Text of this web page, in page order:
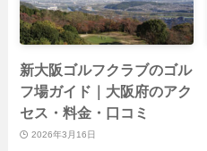
新大阪ゴルフクラブのゴル
フ場ガイド｜大阪府のアク
セス・料金・口コミ
2026年3月16日